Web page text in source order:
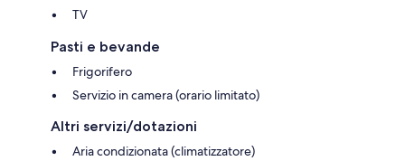
TV
Pasti e bevande
Frigorifero
Servizio in camera (orario limitato)
Altri servizi/dotazioni
Aria condizionata (climatizzatore)